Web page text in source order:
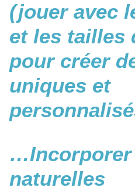
(jouer avec
et les tailles
pour créer
uniques et
…Incorporer
naturelles